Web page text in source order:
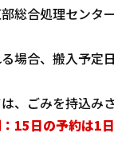
総合処理センタ
場合、搬入予定
、ごみを持込み
15日の予約は1日